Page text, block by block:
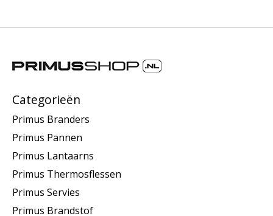
Categorieën
Primus Branders
Primus Pannen
Primus Lantaarns
Primus Thermosflessen
Primus Servies
Primus Brandstof